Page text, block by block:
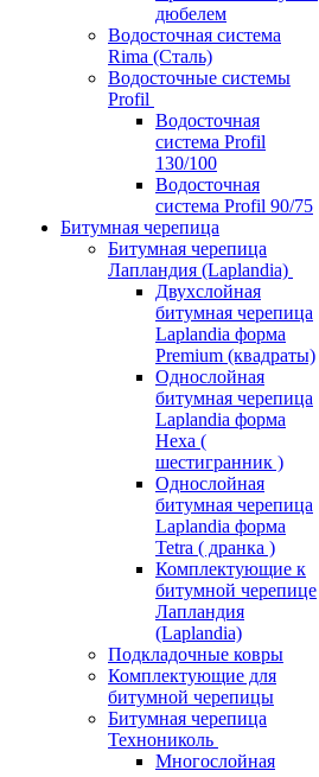
дюбелем
Водосточная система
Rima (Сталь)
Водосточные системы
Profil
Водосточная
система Profil
130/100
Водосточная
система Profil 90/75
Битумная черепица
Битумная черепица
Лапландия (Laplandia)
Двухслойная
битумная черепица
Laplandia форма
Premium (квадраты)
Однослойная
битумная черепица
Laplandia форма
Hexa (
шестигранник )
Однослойная
битумная черепица
Laplandia форма
Tetra ( дранка )
Комплектующие к
битумной черепице
Лапландия
(Laplandia)
Подкладочные ковры
Комплектующие для
битумной черепицы
Битумная черепица
Технониколь
Многослойная